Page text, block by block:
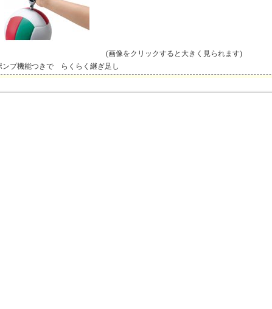
(画像をクリックすると大きく見られます)
ンプ機能つきで らくらく継ぎ足し